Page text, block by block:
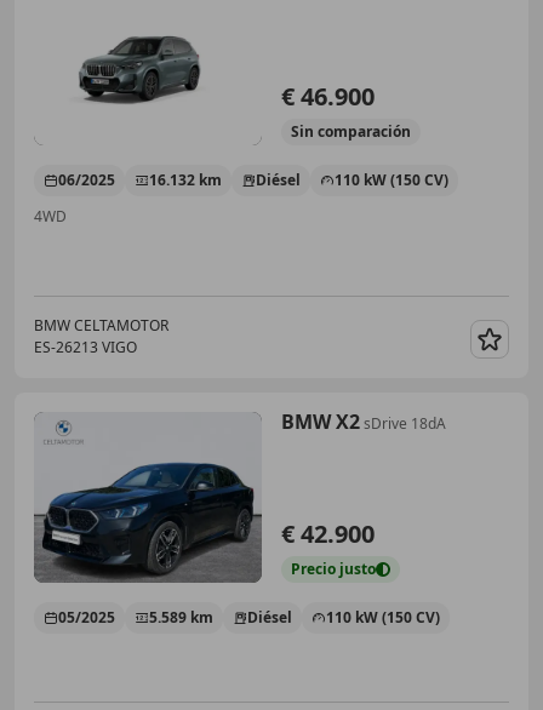
€ 46.900
Sin comparación
06/2025 16.132 km Diésel
110 kW (150 CV)
4WD
BMW CELTAMOTOR
ES-26213 VIGO
BMW X2sDrive 18dA
€ 42.900
Precio justo
05/2025 5.589 km Diésel 110 kW (150 CV)